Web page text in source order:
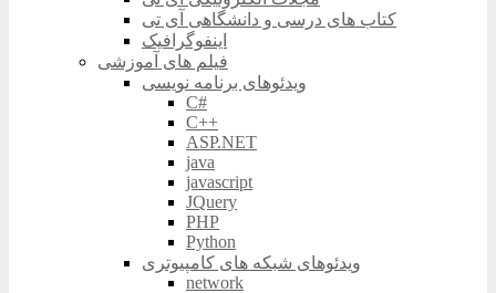
کتاب های درسی و دانشگاهی آی تی
اینفوگرافیک
فیلم های آموزشی
ویدئوهای برنامه نویسی
C#
C++
ASP.NET
java
javascript
JQuery
PHP
Python
ویدئوهای شبکه های کامپیوتری
network